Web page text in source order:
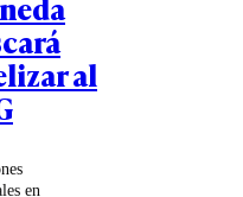
al
en